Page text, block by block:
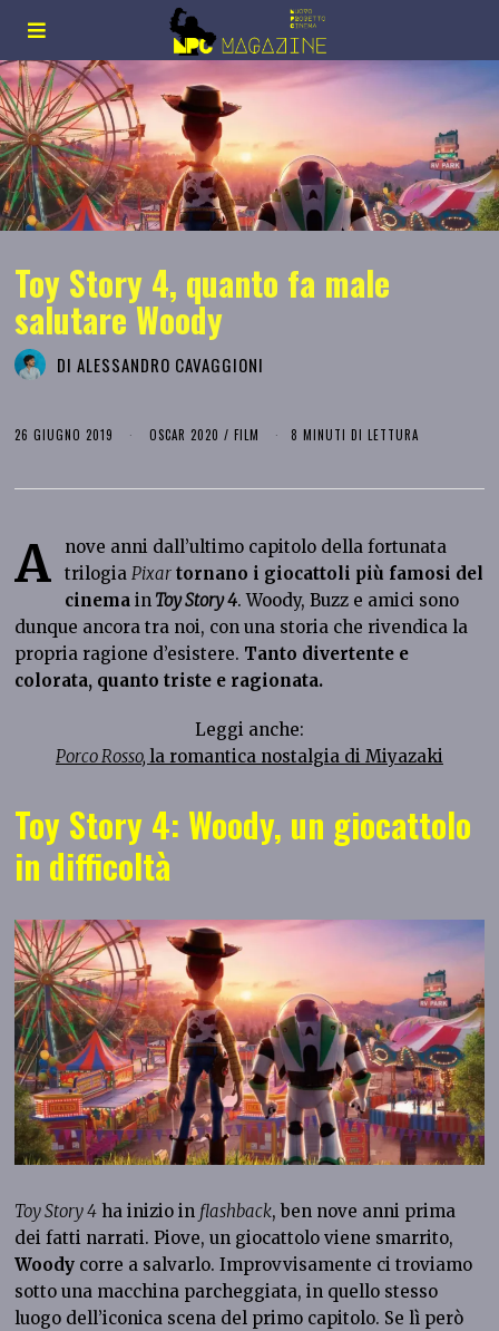
Toy Story 4, quanto fa male
salutare Woody
DIALESSANDRO CAVAGGIONI
26 GIUGNO 2019 OSCAR 2020 / FILM 8 MINUTI DI LETTURA
A
nove anni dall’ultimo capitolo della fortunata
trilogia Pixar tornano i giocattoli più famosi del
cinema in Toy Story 4. Woody, Buzz e amici sono
dunque ancora tra noi, con una storia che rivendica la
propria ragione d’esistere. Tanto divertente e
colorata, quanto triste e ragionata.
Leggi anche:
Porco Rosso, la romantica nostalgia di Miyazaki
Toy Story 4: Woody, un giocattolo
in difficoltà
Toy Story 4 ha inizio in flashback, ben nove anni prima
dei fatti narrati. Piove, un giocattolo viene smarrito,
Woody corre a salvarlo. Improvvisamente ci troviamo
sotto una macchina parcheggiata, in quello stesso
luogo dell’iconica scena del primo capitolo. Se lì però